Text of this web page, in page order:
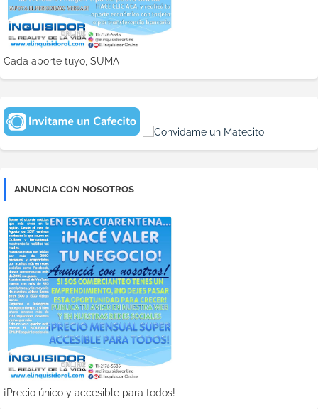
Cada aporte tuyo, SUMA
ANUNCIA CON NOSOTROS
¡Precio único y accesible para todos!